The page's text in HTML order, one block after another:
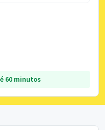
60 minutos